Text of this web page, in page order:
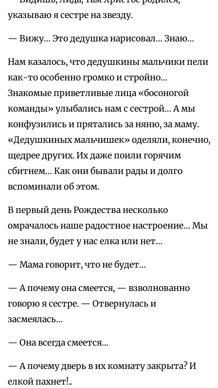
указываю я сестре на звезду.
— Вижу… Это дедушка нарисовал… Знаю…
Нам казалось, что дедушкины мальчики пели
как-то особенно громко и стройно…
Знакомые приветливые лица «босоногой
команды» улыбались нам с сестрой… А мы
конфузились и прятались за няню, за маму.
«Дедушкиных мальчишек» оделяли, конечно,
щедрее других. Их даже поили горячим
сбитнем… Как они бывали рады и долго
вспоминали об этом.
В первый день Рождества несколько
омрачалось наше радостное настроение… Мы
не знали, будет у нас елка или нет…
— Мама говорит, что не будет…
— А почему она смеется, — взволнованно
говорю я сестре. — Отвернулась и
засмеялась…
— Она всегда смеется…
— А почему дверь в их комнату закрыта? И
елкой пахнет!..